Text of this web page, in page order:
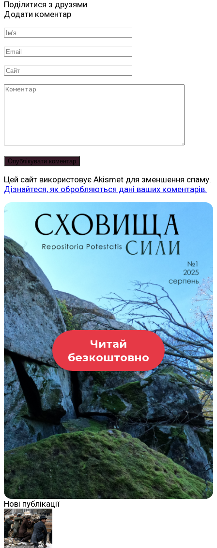
Поділитися з друзями
Додати коментар
Ім'я
Email
Сайт
Коментар
Цей сайт використовує Akismet для зменшення спаму.
Дізнайтеся, як обробляються дані ваших коментарів.
Читай
безкоштовно
Нові публікації